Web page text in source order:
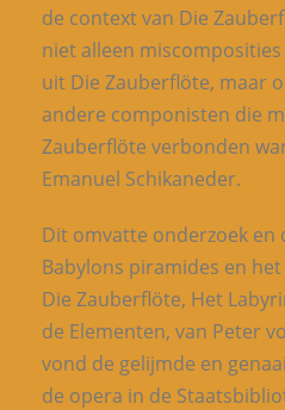
de context van Die
niet alleen
uit Die Zauberflöte, maar
andere componisten die
Zauberflöte verbonden
Emanuel Schikaneder.
Dit omvatte onderzoek en
Babylons piramides en
Die Zauberflöte, Het
de Elementen, van Peter
vond de gelijmde en
de opera in de